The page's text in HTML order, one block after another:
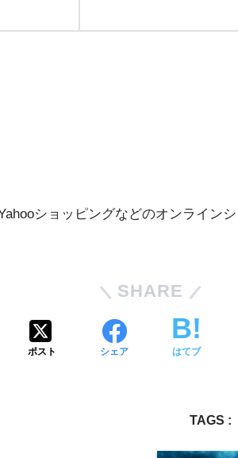
ショッピングなどのオンライン
SHARE
ポスト シェア はてブ
TAGS :
WiiU版『ズンバ・フィットネス・
ワールドパーティ』